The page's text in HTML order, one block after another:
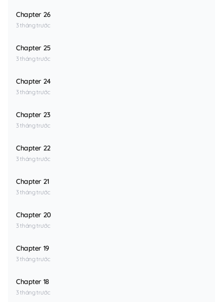
Chapter 26
3 tháng trước
Chapter 25
3 tháng trước
Chapter 24
3 tháng trước
Chapter 23
3 tháng trước
Chapter 22
3 tháng trước
Chapter 21
3 tháng trước
Chapter 20
3 tháng trước
Chapter 19
3 tháng trước
Chapter 18
3 tháng trước